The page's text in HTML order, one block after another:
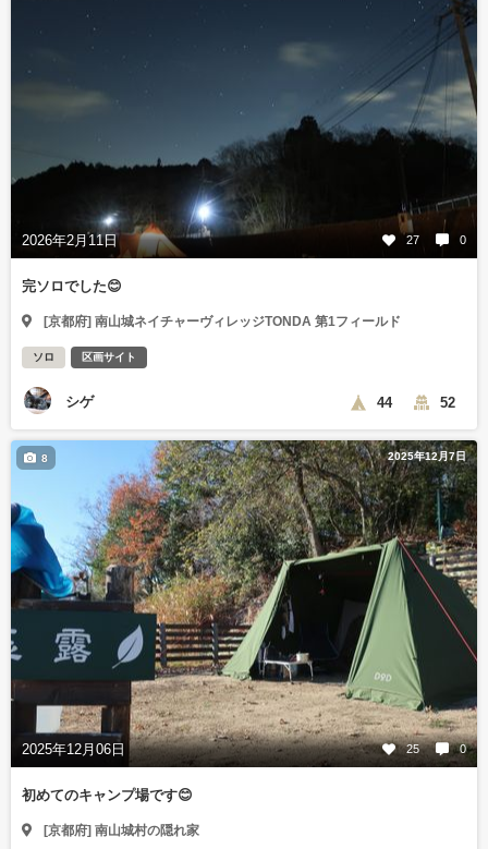
2026年2月11日 27 0
完ソロでした😊
[京都府] 南山城ネイチャーヴィレッジTONDA 第1フィールド
ソロ 区画サイト
シゲ 44 52
2025年12月7日
2025年12月06日 25 0
8
初めてのキャンプ場です😊
[京都府] 南山城村の隠れ家